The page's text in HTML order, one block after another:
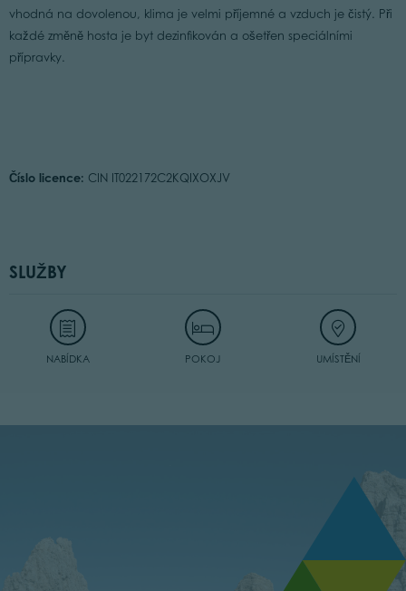
vhodná na dovolenou, klima je velmi příjemné a vzduch je čistý. Při
každé změně hosta je byt dezinfikován a ošetřen speciálními
přípravky.
Číslo licence: CIN IT022172C2KQIXOXJV
SLUŽBY
NABÍDKA POKOJ UMÍSTĚNÍ